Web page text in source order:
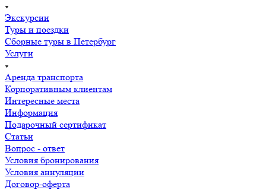
Экскурсии
Туры и поездки
Сборные туры в Петербург
Услуги
Аренда транспорта
Корпоративным клиентам
Интересные места
Информация
Подарочный сертификат
Статьи
Вопрос - ответ
Условия бронирования
Условия аннуляции
Договор-оферта